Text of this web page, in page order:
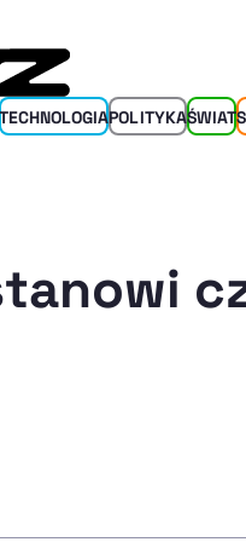
TECHNOLOGIAPOLITYKAŚWIAT